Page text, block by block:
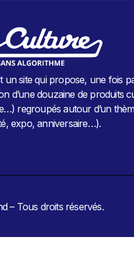
un site qui propose, une fois
d’une douzaine de produits
regroupés autour d’un
expo, anniversaire…).
– Tous droits réservés.